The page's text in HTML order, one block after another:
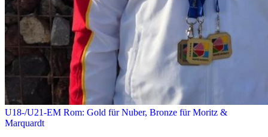
U18-/U21-EM Rom: Gold für Nuber, Bronze für Moritz &
Marquardt